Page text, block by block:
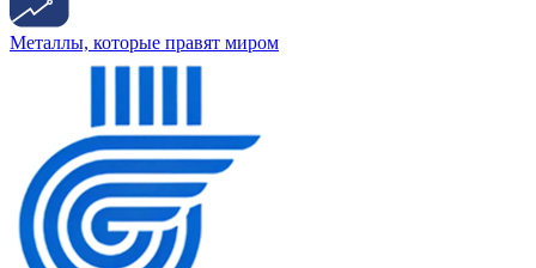
Металлы, которые правят миром